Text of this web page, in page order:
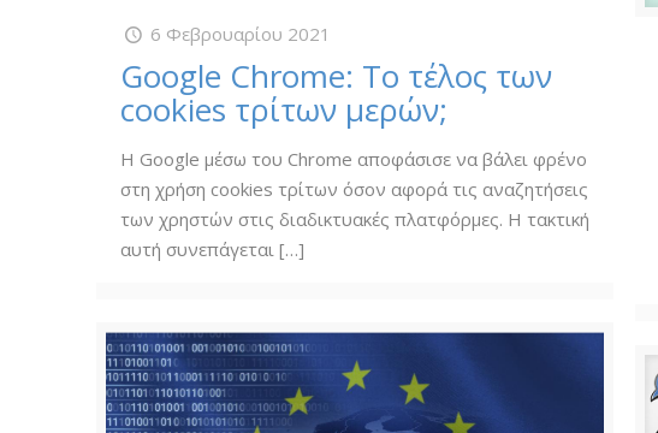
6 Φεβρουαρίου 2021
Google Chrome: Το τέλος των
cookies τρίτων μερών;
Η Google μέσω του Chrome αποφάσισε να βάλει φρένο
στη χρήση cookies τρίτων όσον αφορά τις αναζητήσεις
των χρηστών στις διαδικτυακές πλατφόρμες. Η τακτική
αυτή συνεπάγεται […]